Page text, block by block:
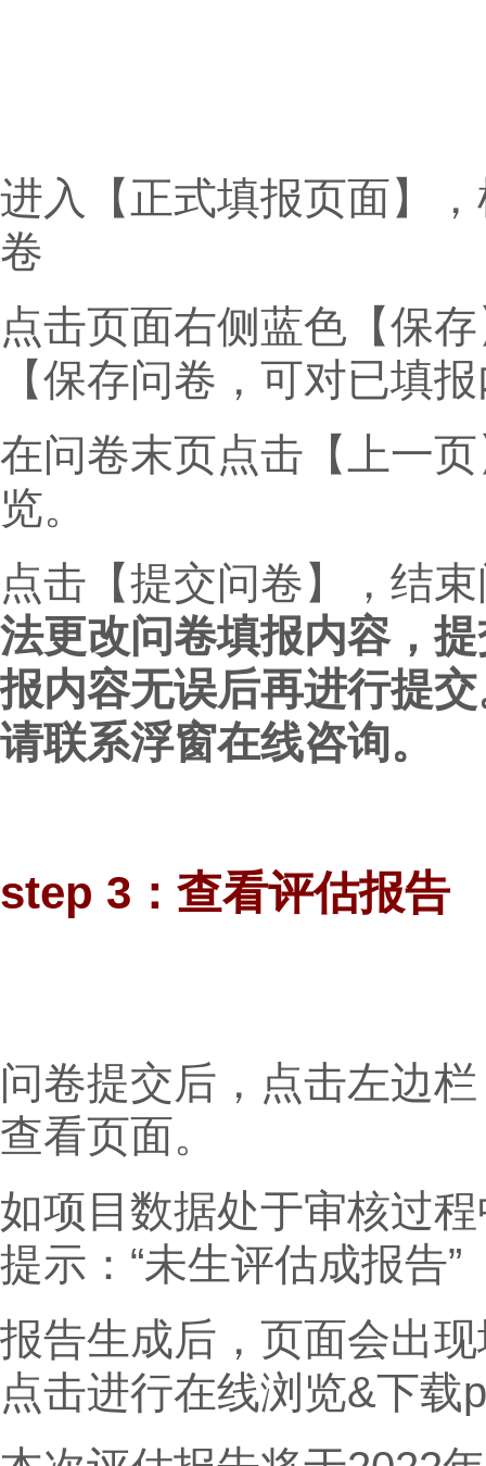
进入【正式填报页面】
卷
点击页面右侧蓝色【保
【保存问卷，可对已填
在问卷末页点击【上一
览。
点击【提交问卷】，结
法更改问卷填报内容，
报内容无误后再进行提
请联系浮窗在线咨询。
step 3：查看评估报告
问卷提交后，点击左边
查看页面。
如项目数据处于审核过
提示：“未生评估成报告”
报告生成后，页面会出
点击进行在线浏览&下载